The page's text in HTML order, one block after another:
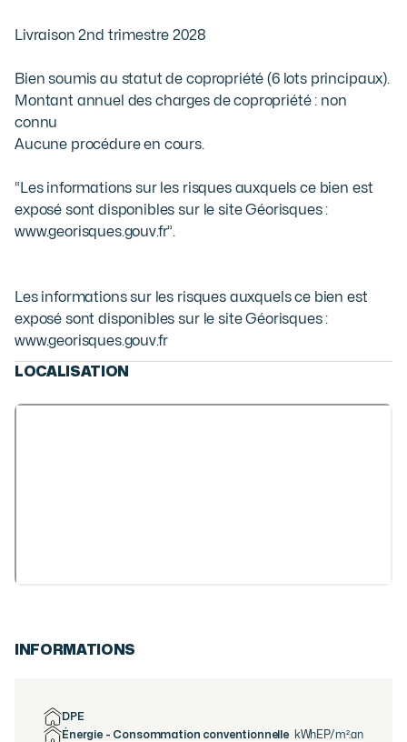
Livraison 2nd trimestre 2028
Bien soumis au statut de copropriété (6 lots principaux).
Montant annuel des charges de copropriété : non
connu
Aucune procédure en cours.
“Les informations sur les risques auxquels ce bien est
exposé sont disponibles sur le site Géorisques :
www.georisques.gouv.fr”.
Les informations sur les risques auxquels ce bien est
exposé sont disponibles sur le site Géorisques :
www.georisques.gouv.fr
LOCALISATION
INFORMATIONS
DPE
Énergie - Consommation conventionnelle
kWhEP/m².an